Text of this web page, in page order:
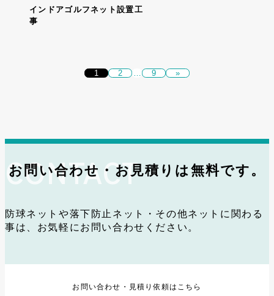
インドアゴルフネット設置工
事
1 2 9 »
お問い合わせ・お見積りは無料です。
防球ネットや落下防止ネット・その他ネットに関わる
事は、お気軽にお問い合わせください。
お問い合わせ・見積り依頼はこちら